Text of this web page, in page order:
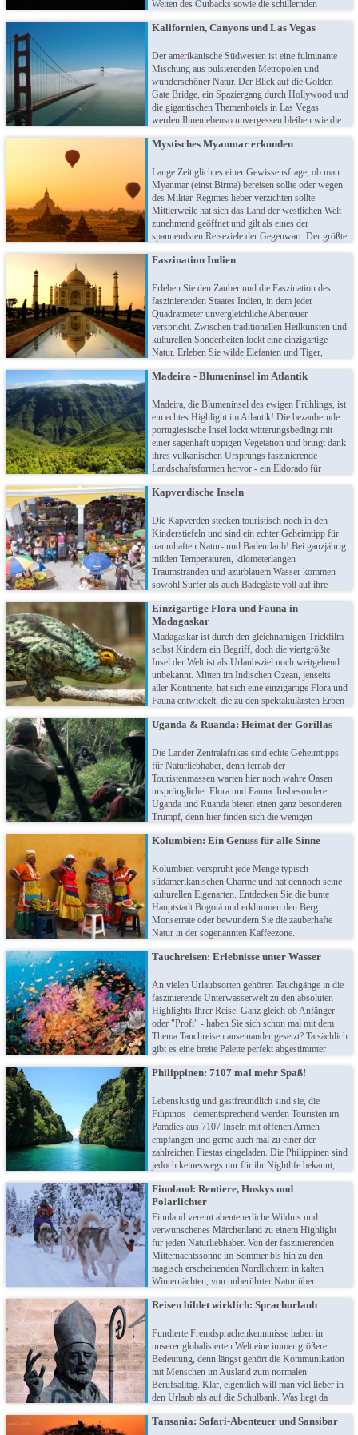
Weiten des Outbacks sowie die schillernden
gleich mehrere Urlaube. Es gibt unglaublich viel zu
Kalifornien, Canyons und Las Vegas
Der amerikanische Südwesten ist eine fulminante
Mischung aus pulsierenden Metropolen und
wunderschöner Natur. Der Blick auf die Golden
Gate Bridge, ein Spaziergang durch Hollywood und
die gigantischen Themenhotels in Las Vegas
werden Ihnen ebenso unvergessen bleiben wie die
Stadtmensch oder Naturfreund: Sie werden aus dem
Mystisches Myanmar erkunden
Lange Zeit glich es einer Gewissensfrage, ob man
Myanmar (einst Birma) bereisen sollte oder wegen
des Militär-Regimes lieber verzichten sollte.
Mittlerweile hat sich das Land der westlichen Welt
zunehmend geöffnet und gilt als eines der
spannendsten Reiseziele der Gegenwart. Der größte
landschaftlicher Schönheit und kulturellen
Faszination Indien
Erleben Sie den Zauber und die Faszination des
faszinierenden Staates Indien, in dem jeder
Quadratmeter unvergleichliche Abenteuer
verspricht. Zwischen traditionellen Heilkünsten und
kulturellen Sonderheiten lockt eine einzigartige
Natur. Erleben Sie wilde Elefanten und Tiger,
Paläste oder bestaunen am Himalaja das höchste
Madeira - Blumeninsel im Atlantik
Madeira, die Blumeninsel des ewigen Frühlings, ist
ein echtes Highlight im Atlantik! Die bezaubernde
portugiesische Insel lockt witterungsbedingt mit
einer sagenhaft üppigen Vegetation und bringt dank
ihres vulkanischen Ursprungs faszinierende
Landschaftsformen hervor - ein Eldorado für
malerische Wasserfälle, unternehmen
Duft von Lavendel in der Luft!
Kapverdische Inseln
Die Kapverden stecken touristisch noch in den
Kinderstiefeln und sind ein echter Geheimtipp für
traumhaften Natur- und Badeurlaub! Bei ganzjährig
milden Temperaturen, kilometerlangen
Traumstränden und azurblauem Wasser kommen
sowohl Surfer als auch Badegäste voll auf ihre
Trendzielen, die eine Mischung afrikanischer und
südeuropäischer Einflüsse an den Tag legen.
Einzigartige Flora und Fauna in
Madagaskar
Madagaskar ist durch den gleichnamigen Trickfilm
selbst Kindern ein Begriff, doch die viertgrößte
Insel der Welt ist als Urlaubsziel noch weitgehend
unbekannt. Mitten im Indischen Ozean, jenseits
aller Kontinente, hat sich eine einzigartige Flora und
Fauna entwickelt, die zu den spektakulärsten Erben
im Kontakt mit den liebenswerten Bewohnern -
Uganda & Ruanda: Heimat der Gorillas
Die Länder Zentralafrikas sind echte Geheimtipps
für Naturliebhaber, denn fernab der
Touristenmassen warten hier noch wahre Oasen
ursprünglicher Flora und Fauna. Insbesondere
Uganda und Ruanda bieten einen ganz besonderen
Trumpf, denn hier finden sich die wenigen
geschützten) Berggorillas. Wandeln Sie auf den
Kolumbien: Ein Genuss für alle Sinne
Kolumbien versprüht jede Menge typisch
südamerikanischen Charme und hat dennoch seine
kulturellen Eigenarten. Entdecken Sie die bunte
Hauptstadt Bogotá und erklimmen den Berg
Monserrate oder bewundern Sie die zauberhafte
Natur in der sogenannten Kaffeezone.
ihren endlosen Weiten. Entgegen aller Vorbehalte
Tauchreisen: Erlebnisse unter Wasser
An vielen Urlaubsorten gehören Tauchgänge in die
faszinierende Unterwasserwelt zu den absoluten
Highlights Ihrer Reise. Ganz gleich ob Anfänger
oder "Profi" - haben Sie sich schon mal mit dem
Thema Tauchreisen auseinander gesetzt? Tatsächlich
gibt es eine breite Palette perfekt abgestimmter
interessantesten Hotspots der Welt. Entdecken Sie
Philippinen: 7107 mal mehr Spaß!
Lebenslustig und gastfreundlich sind sie, die
Filipinos - dementsprechend werden Touristen im
Paradies aus 7107 Inseln mit offenen Armen
empfangen und gerne auch mal zu einer der
zahlreichen Fiestas eingeladen. Die Philippinen sind
jedoch keineswegs nur für ihr Nightlife bekannt,
Malerische Strände, kristallklares Meer und ein
Leben zwischen den Naturschönheiten!
Finnland: Rentiere, Huskys und
Polarlichter
Finnland vereint abenteuerliche Wildnis und
verwunschenes Märchenland zu einem Highlight
für jeden Naturliebhaber. Von der faszinierenden
Mitternachtssonne im Sommer bis hin zu den
magisch erscheinenden Nordlichtern in kalten
Winternächten, von unberührter Natur über
wahren Weihnachtsmann: Finnland Reisen sind ein
Reisen bildet wirklich: Sprachurlaub
Fundierte Fremdsprachenkenntnisse haben in
unserer globalisierten Welt eine immer größere
Bedeutung, denn längst gehört die Kommunikation
mit Menschen im Ausland zum normalen
Berufsalltag. Klar, eigentlich will man viel lieber in
den Urlaub als auf die Schulbank. Was liegt da
verbinden? Sprachurlaub ist die perfekte
Tansania: Safari-Abenteuer und Sansibar